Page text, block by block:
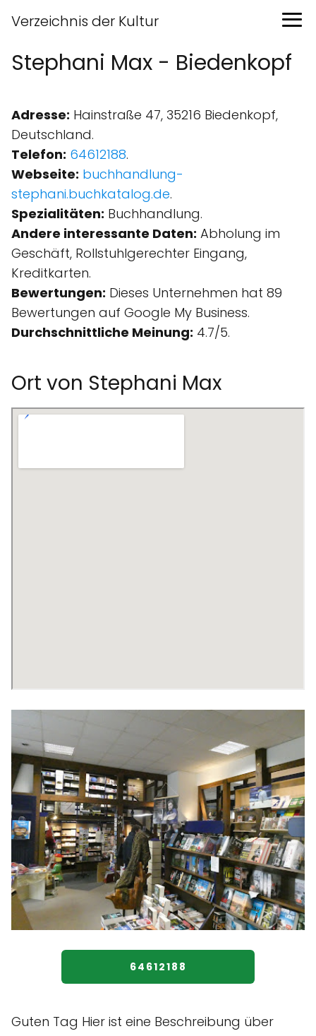
Verzeichnis der Kultur
Stephani Max - Biedenkopf
Adresse: Hainstraße 47, 35216 Biedenkopf,
Deutschland.
Telefon: 64612188.
Webseite: buchhandlung-
stephani.buchkatalog.de.
Spezialitäten: Buchhandlung.
Andere interessante Daten: Abholung im
Geschäft, Rollstuhlgerechter Eingang,
Kreditkarten.
Bewertungen: Dieses Unternehmen hat 89
Bewertungen auf Google My Business.
Durchschnittliche Meinung: 4.7/5.
Ort von Stephani Max
64612188
Guten Tag Hier ist eine Beschreibung über